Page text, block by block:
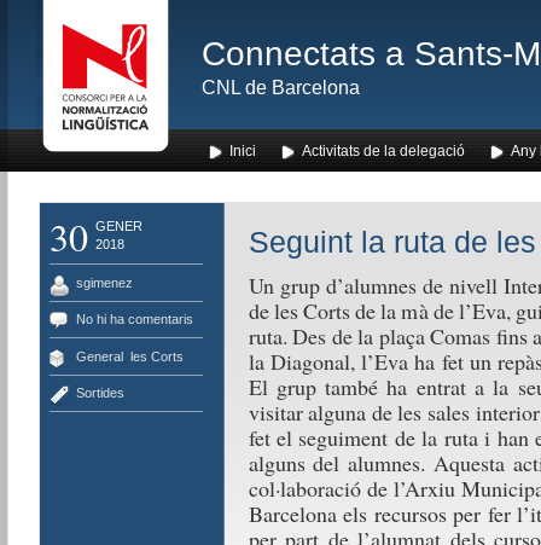
Connectats a Sants-
CNL de Barcelona
Inici Activitats de la delegació Any
30 GENER
2018
sgimenez
No hi ha comentaris
General, les Corts
Sortides
Seguint la ruta de
Un grup d’alumnes de nivell
de les Corts de la mà de l’Eva,
ruta. Des de la plaça Comas fins
la Diagonal, l’Eva ha fet un
El grup també ha entrat a la
visitar alguna de les sales
fet el seguiment de la ruta i han
alguns del alumnes. Aquesta
col·laboració de l’Arxiu
Barcelona els recursos per fer
per part de l’alumnat dels